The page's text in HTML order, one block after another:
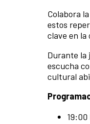
Colabora
estos
clave en la
Durante la
escucha
cultural